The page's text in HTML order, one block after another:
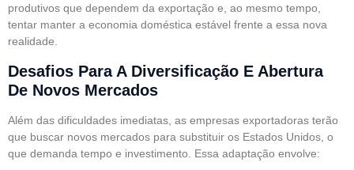
produtivos que dependem da exportação e, ao mesmo tempo,
tentar manter a economia doméstica estável frente a essa nova
realidade.
Desafios Para A Diversificação E Abertura
De Novos Mercados
Além das dificuldades imediatas, as empresas exportadoras terão
que buscar novos mercados para substituir os Estados Unidos, o
que demanda tempo e investimento. Essa adaptação envolve: